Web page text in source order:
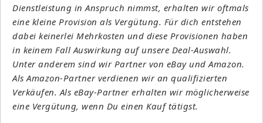
Dienstleistung in Anspruch nimmst, erhalten wir oftmals
eine kleine Provision als Vergütung. Für dich entstehen
dabei keinerlei Mehrkosten und diese Provisionen haben
in keinem Fall Auswirkung auf unsere Deal-Auswahl.
Unter anderem sind wir Partner von eBay und Amazon.
Als Amazon-Partner verdienen wir an qualifizierten
Verkäufen. Als eBay-Partner erhalten wir möglicherweise
eine Vergütung, wenn Du einen Kauf tätigst.